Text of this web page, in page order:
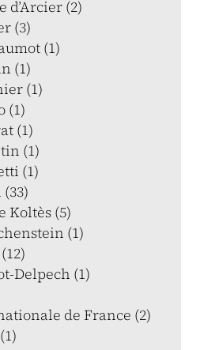
d’Arcier (2)
(3)
(1)
(1)
(1)
(1)
(1)
(1)
(1)
Koltès (5)
(1)
Delpech (1)
de France (2)